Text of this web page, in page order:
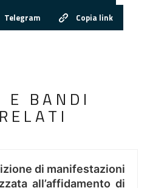
Telegram Copia link
E BANDI
di manifestazioni
all’affidamento di